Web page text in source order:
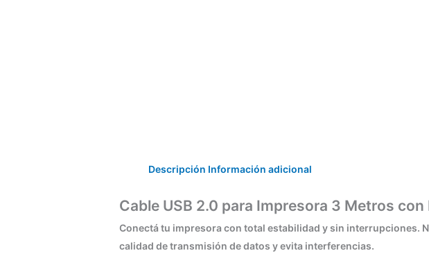
Descripción Información adicional
Cable USB 2.0 para Impresora 3 Metros con
Conectá tu impresora con total estabilidad y sin interrupciones.
calidad de transmisión de datos y evita interferencias.